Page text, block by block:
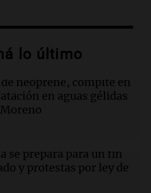
fuerte mientras una
bloquean a
paguen inscripción y donan
la Antártida: un
a hospital en
lo último
neoprene, compite en
en aguas gélidas
se prepara para un fin
y protestas por ley de